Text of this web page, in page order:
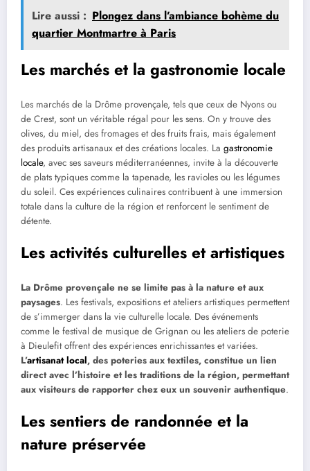
Lire aussi : Plongez dans l’ambiance bohème du
quartier Montmartre à Paris
Les marchés et la gastronomie locale
Les marchés de la Drôme provençale, tels que ceux de Nyons ou
de Crest, sont un véritable régal pour les sens. On y trouve des
olives, du miel, des fromages et des fruits frais, mais également
des produits artisanaux et des créations locales. La gastronomie
locale, avec ses saveurs méditerranéennes, invite à la découverte
de plats typiques comme la tapenade, les ravioles ou les légumes
du soleil. Ces expériences culinaires contribuent à une immersion
totale dans la culture de la région et renforcent le sentiment de
détente.
Les activités culturelles et artistiques
La Drôme provençale ne se limite pas à la nature et aux
paysages. Les festivals, expositions et ateliers artistiques permettent
de s’immerger dans la vie culturelle locale. Des événements
comme le festival de musique de Grignan ou les ateliers de poterie
à Dieulefit offrent des expériences enrichissantes et variées.
L’artisanat local, des poteries aux textiles, constitue un lien
direct avec l’histoire et les traditions de la région, permettant
aux visiteurs de rapporter chez eux un souvenir authentique.
Les sentiers de randonnée et la
nature préservée